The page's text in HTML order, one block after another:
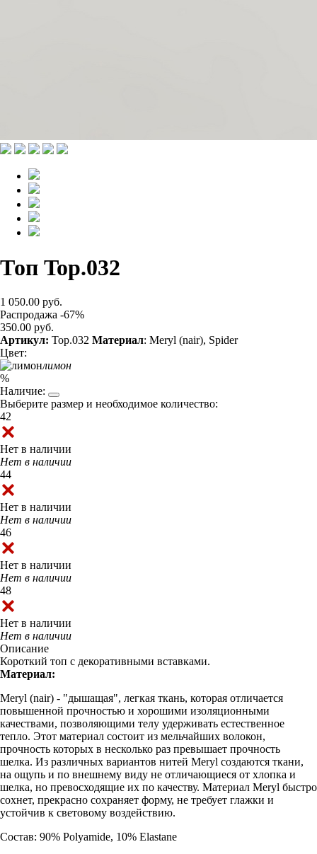
Топ Top.032
1 050.00 руб.
Распродажа -67%
350.00 руб.
Артикул: Top.032 Материал: Meryl (nair), Spider
Цвет:
лимон
%
Наличие:
Выберите размер и необходимое количество:
42
Нет в наличии
Нет в наличии
44
Нет в наличии
Нет в наличии
46
Нет в наличии
Нет в наличии
48
Нет в наличии
Нет в наличии
Описание
Короткий топ с декоративными вставками.
Материал:
Meryl (nair) - "дышащая", легкая ткань, которая отличается
повышенной прочностью и хорошими изоляционными
качествами, позволяющими телу удерживать естественное
тепло. Этот материал состоит из мельчайших волокон,
прочность которых в несколько раз превышает прочность
шелка. Из различных вариантов нитей Meryl создаются ткани,
на ощупь и по внешнему виду не отличающиеся от хлопка и
шелка, но превосходящие их по качеству. Материал Meryl быстро
сохнет, прекрасно сохраняет форму, не требует глажки и
устойчив к световому воздействию.
Состав: 90% Polyamide, 10% Elastane